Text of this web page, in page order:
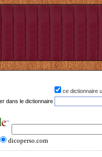
ce dictionnaire
dans le dictionnaire
dicoperso.com